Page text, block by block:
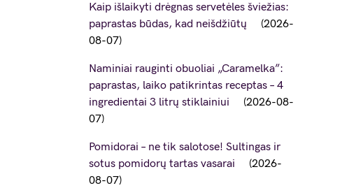
Kaip išlaikyti drėgnas servetėles šviežias:
paprastas būdas, kad neišdžiūtų
2026-
08-07
Naminiai rauginti obuoliai „Caramelka”:
paprastas, laiko patikrintas receptas – 4
ingredientai 3 litrų stiklainiui
2026-08-
07
Pomidorai – ne tik salotose! Sultingas ir
sotus pomidorų tartas vasarai
2026-
08-07